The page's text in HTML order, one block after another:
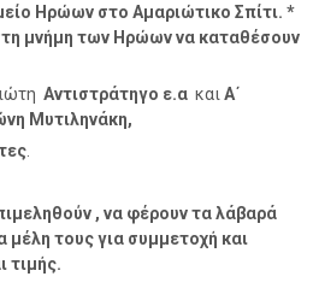
Ηρώων στο Αμαριώτικο Σπίτι. *
μνήμη των Ηρώων να καταθέσουν
Αντιστράτηγο ε.ακαι Α΄
Μυτιληνάκη,
.
, να φέρουν τα λάβαρά
μέλη τους για συμμετοχή και
τιμής.